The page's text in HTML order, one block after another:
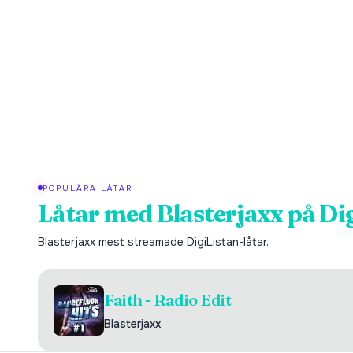
POPULÄRA LÅTAR
Låtar medBlasterjaxxpå
Blasterjaxx mest streamade DigiListan-låtar.
Faith - Radio Edit
Blasterjaxx